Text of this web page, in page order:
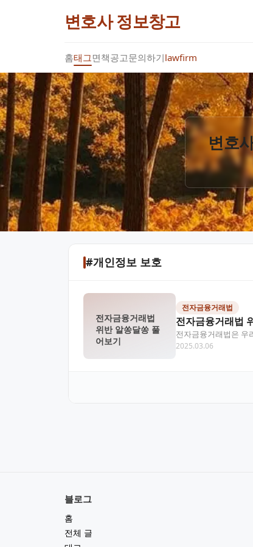
변호사 정보창고
홈태그면책공고문의하기lawfirm
변호
#개인정보 보호
전자금융거래법
위반 알쏭달쏭 풀
어보기
전자금융거래법
전자금융거래법
전자금융거래법은 우
경을 만들어주는 역할
2025.03.06
블로그
홈
전체 글